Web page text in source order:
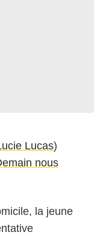
Lucas)
nous
la jeune